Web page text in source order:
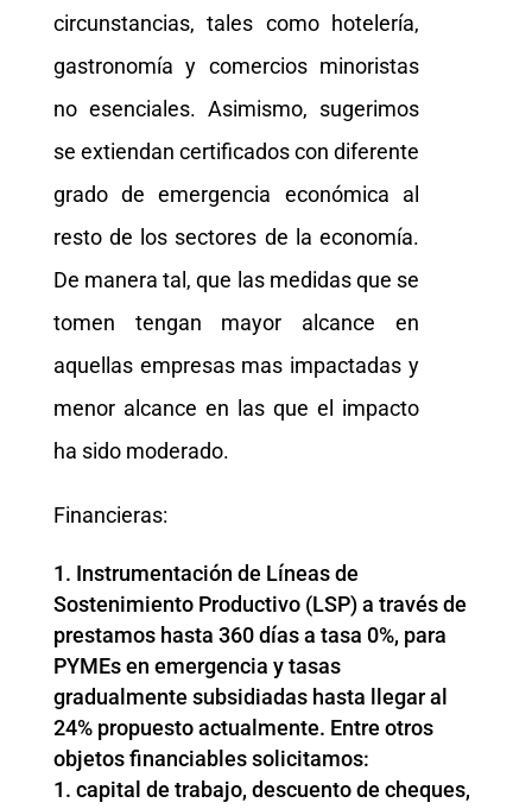
circunstancias, tales como hotelería,
gastronomía y comercios minoristas
no esenciales. Asimismo, sugerimos
se extiendan certificados con diferente
grado de emergencia económica al
resto de los sectores de la economía.
De manera tal, que las medidas que se
tomen tengan mayor alcance en
aquellas empresas mas impactadas y
menor alcance en las que el impacto
ha sido moderado.
Financieras:
Instrumentación de Líneas de
Sostenimiento Productivo (LSP) a través de
prestamos hasta 360 días a tasa 0%, para
PYMEs en emergencia y tasas
gradualmente subsidiadas hasta llegar al
24% propuesto actualmente. Entre otros
objetos financiables solicitamos:
capital de trabajo, descuento de cheques,